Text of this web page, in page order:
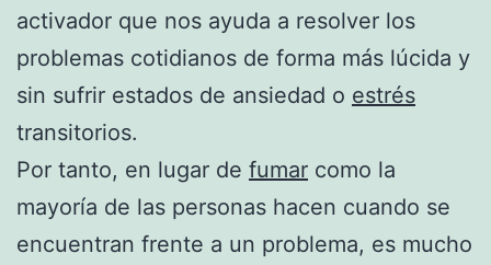
activador que nos ayuda a resolver los
problemas cotidianos de forma más lúcida y
sin sufrir estados de ansiedad o estrés
transitorios.
Por tanto, en lugar de fumar como la
mayoría de las personas hacen cuando se
encuentran frente a un problema, es mucho